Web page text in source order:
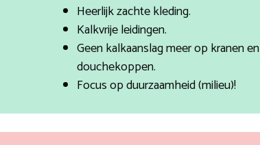
Heerlijk zachte kleding.
Kalkvrije leidingen.
Geen kalkaanslag meer op kranen en
douchekoppen.
Focus op duurzaamheid (milieu)!